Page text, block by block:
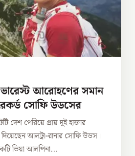
আরোহণের সমান
সোফি উডসের
দেশ পেরিয়ে প্রায় দুই হাজার
আলট্রা-রানার সোফি উডস।
ভিয়া আলপিনা...